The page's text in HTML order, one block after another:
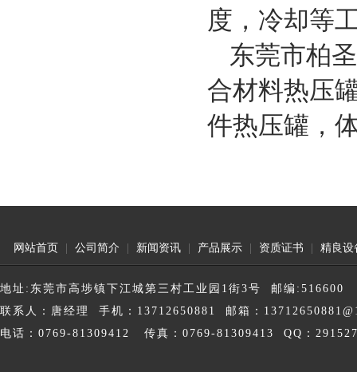
度，冷却等
东莞市柏
合材料热压
件热压罐，
网站首页 公司简介 新闻资讯 产品展示 资质证书 精良设
地址:东莞市高埗镇下江城第三村工业园1街3号 邮编:516600
联系人：唐经理 手机：13712650881 邮箱：
电话：0769-81309412 传真：0769-81309413 QQ：